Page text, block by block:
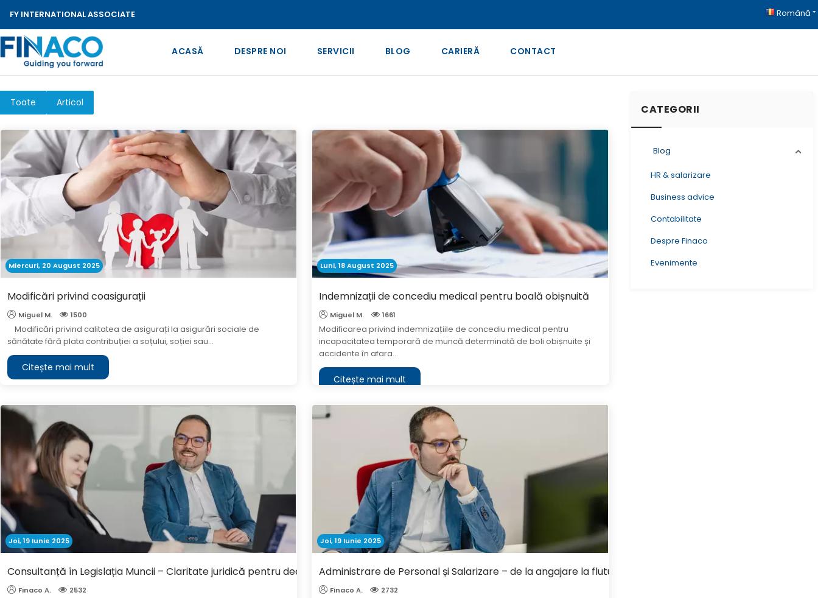
FY INTERNATIONAL ASSOCIATE Română
ACASĂ DESPRE NOI SERVICII BLOG CARIERĂ CONTACT
Toate Articol
Miercuri, 20 August 2025
Modificări privind coasigurații
Miguel M. 1500
Modificări privind calitatea de asigurați la asigurări sociale de
sănătate fără plata contribuției a soțului, soției sau...
Citește mai mult
Luni, 18 August 2025
Indemnizații de concediu medical pentru boală obișnuită
Miguel M. 1661
Modificarea privind indemnizațiile de concediu medical pentru
incapacitatea temporară de muncă determinată de boli obișnuite și
accidente în afara...
Citește mai mult
Joi, 19 Iunie 2025
Consultanță în Legislația Muncii – Claritate juridică pentru decizii corecte
Finaco A. 2532
Joi, 19 Iunie 2025
Administrare de Personal și Salarizare – de la angajare la fluturaș, ne ocupăm de tot
Finaco A. 2732
CATEGORII
Blog
HR & salarizare
Business advice
Contabilitate
Despre Finaco
Evenimente